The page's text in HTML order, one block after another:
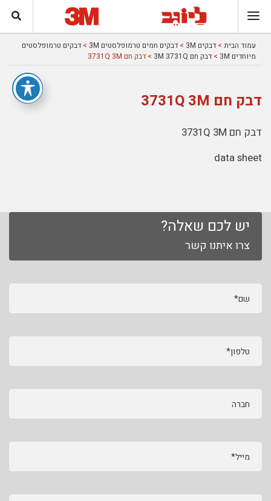
עמוד הבית > דבקים 3M > דבקים חמים טרמופלסטים 3M > דבקים טרמופלסטים
מיוחדים 3M
> דבק חם 3M 3731Q > דבק חם 3731Q 3M
דבק חם 3731Q 3M
דבק חם 3731Q 3M
data sheet
יש לכם שאלה?
צרו איתנו קשר
שם*
טלפון*
חברה
מייל*